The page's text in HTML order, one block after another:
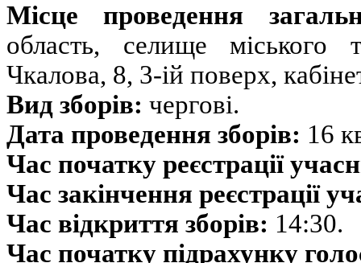
Місце проведення
область, селище міського
Чкалова, 8, 3-ій поверх,
Вид зборів: чергові.
Дата проведення зборів: 16
Час початку реєстрації
Час закінчення реєстрації
Час відкриття зборів: 14:30.
Час початку підрахунку